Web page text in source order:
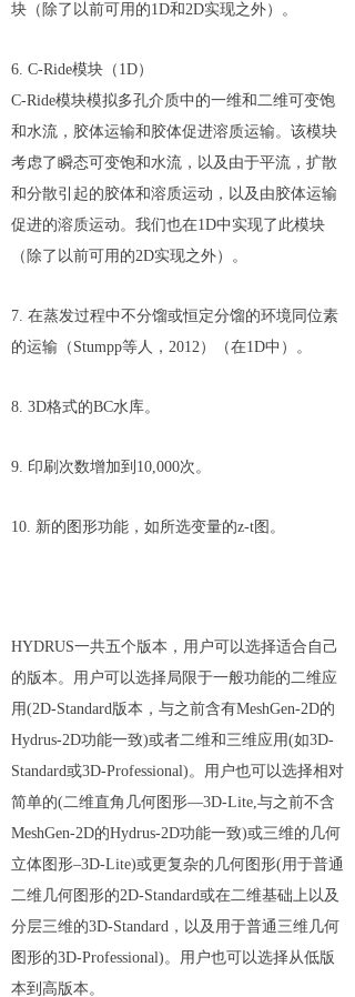
块（除了以前可用的1D和2D实现之外）。
6. C-Ride模块（1D）
C-Ride模块模拟多孔介质中的一维和二维可变饱
和水流，胶体运输和胶体促进溶质运输。该模块
考虑了瞬态可变饱和水流，以及由于平流，扩散
和分散引起的胶体和溶质运动，以及由胶体运输
促进的溶质运动。我们也在1D中实现了此模块
（除了以前可用的2D实现之外）。
7. 在蒸发过程中不分馏或恒定分馏的环境同位素
的运输（Stumpp等人，2012）（在1D中）。
8. 3D格式的BC水库。
9. 印刷次数增加到10,000次。
10. 新的图形功能，如所选变量的z-t图。
HYDRUS一共五个版本，用户可以选择适合自己
的版本。用户可以选择局限于一般功能的二维应
用(2D-Standard版本，与之前含有MeshGen-2D的
Hydrus-2D功能一致)或者二维和三维应用(如3D-
Standard或3D-Professional)。用户也可以选择相对
简单的(二维直角几何图形—3D-Lite,与之前不含
MeshGen-2D的Hydrus-2D功能一致)或三维的几何
立体图形–3D-Lite)或更复杂的几何图形(用于普通
二维几何图形的2D-Standard或在二维基础上以及
分层三维的3D-Standard，以及用于普通三维几何
图形的3D-Professional)。用户也可以选择从低版
本到高版本。